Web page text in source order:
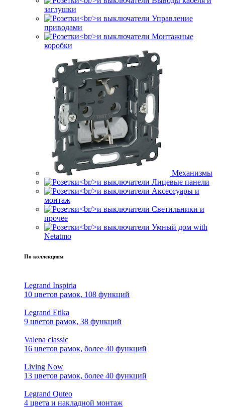
заглушки
Управление
приводами
Монтажные
коробки
Механизмы
Лицевые панели
Аксессуары и
монтаж
Светильники и
прочее
Умный дом with
Netatmo
По коллекциям
Legrand Inspiria
10 цветов рамок, 108 функций
Legrand Etika
9 цветов рамок, 38 функций
Valena classic
16 цветов рамок, более 40 функций
Living Now
13 цветов рамок, более 40 функций
Legrand Quteo
4 цвета и накладной монтаж